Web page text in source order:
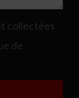
collectées
de